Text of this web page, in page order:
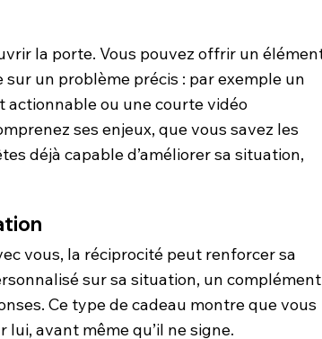
la porte. Vous pouvez offrir un
un problème précis : par exemple un
ou une courte vidéo
ses enjeux, que vous savez les
déjà capable d’améliorer sa situation,
vous, la réciprocité peut renforcer sa
sur sa situation, un
Ce type de cadeau montre que vous
lui, avant même qu’il ne signe.